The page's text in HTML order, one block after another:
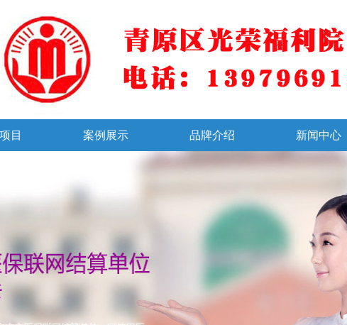
目 案例展示 品牌介绍 新闻中心